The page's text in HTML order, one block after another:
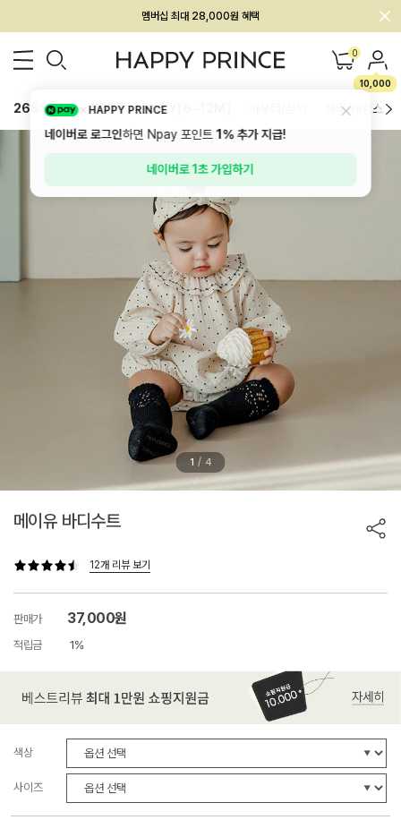
회원전용 아울렛, 가입하면 ~60% 할인!
멤버십 최대 28,000원 혜택 0
10,000
26SS 신상 BEST BABY[6~12M] 하의/레깅스
1 / 4
메이유 바디수트
12개 리뷰 보기
판매가 37,000원
적립금 1%
색상
사이즈
HAPPY PRINCE
네이버로 로그인하면 Npay 포인트1%추가 지급!
네이버로 1초 가입하기